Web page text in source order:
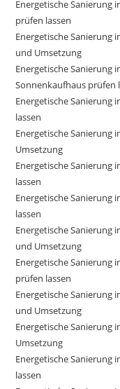
Energetische Sanierung
prüfen lassen
Energetische Sanierung
und Umsetzung
Energetische Sanierung
Sonnenkaufhaus prüfen
Energetische Sanierung
lassen
Energetische Sanierung
Umsetzung
Energetische Sanierung
lassen
Energetische Sanierung
lassen
Energetische Sanierung
und Umsetzung
Energetische Sanierung
prüfen lassen
Energetische Sanierung
und Umsetzung
Energetische Sanierung
Umsetzung
Energetische Sanierung
lassen